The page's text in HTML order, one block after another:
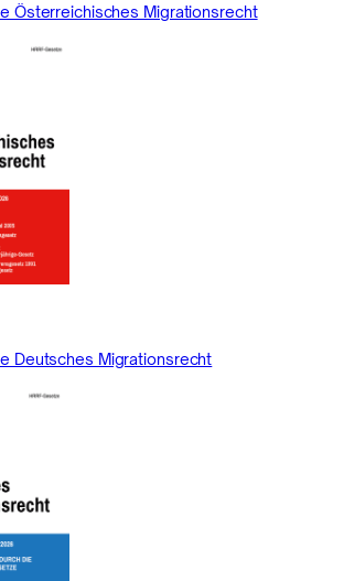
Österreichisches Migrationsrecht
Deutsches Migrationsrecht